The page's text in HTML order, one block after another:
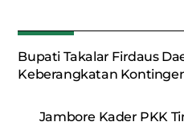
Bupati Takalar Firdaus
Keberangkatan
Jambore Kader PKK